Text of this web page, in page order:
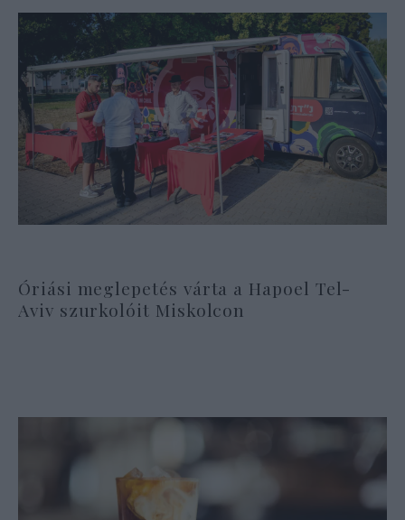
Óriási meglepetés várta a Hapoel Tel-
Aviv szurkolóit Miskolcon